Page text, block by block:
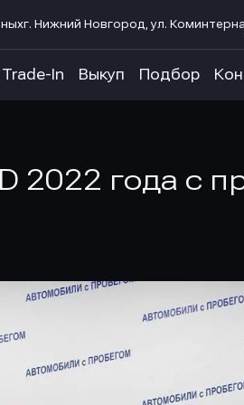
г. Нижний Новгород, ул.
Trade-In Выкуп Подбор
2022 года с